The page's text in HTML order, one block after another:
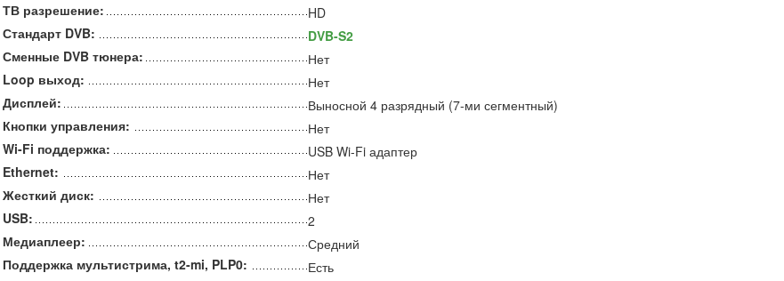
ТВ разрешение:
HD
Стандарт DVB:
DVB-S2
Сменные DVB тюнера:
Нет
Loop выход:
Нет
Дисплей:
Выносной 4 разрядный (7-ми сегментный)
Кнопки управления:
Нет
Wi-Fi поддержка:
USB Wi-Fi адаптер
Ethernet:
Нет
Жесткий диск:
Нет
USB:
2
Медиаплеер:
Средний
Поддержка мультистрима, t2-mi, PLP0:
Есть